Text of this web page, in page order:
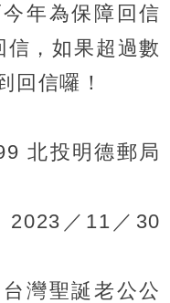
年為保障回信
，如果超過數
回信囉！
北投明德郵局
2023／11／30
台灣聖誕老公公